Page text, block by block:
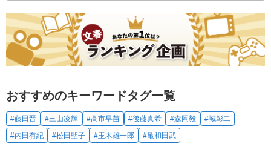
おすすめのキーワードタグ一覧
#藤田晋 #三山凌輝 #高市早苗 #後藤真希 #森岡毅
#城彰二
#内田有紀
#松田聖子 #玉木雄一郎 #亀和田武